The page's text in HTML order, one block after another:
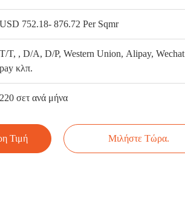
USD 752.18- 876.72 Per Sqmr
Τ/Τ, , D/A, D/P, Western Union, Alipay, Wechat
pay κλπ.
220 σετ ανά μήνα
Τιμή Μιλήστε Τώρα.